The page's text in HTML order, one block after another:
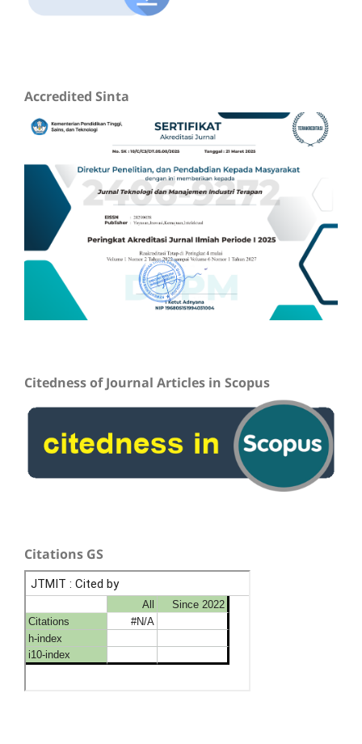
Accredited Sinta
Citedness of Journal Articles in Scopus
Citations GS